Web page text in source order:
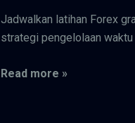
Jadwalkan latihan Forex
strategi pengelolaan waktu
Read more »